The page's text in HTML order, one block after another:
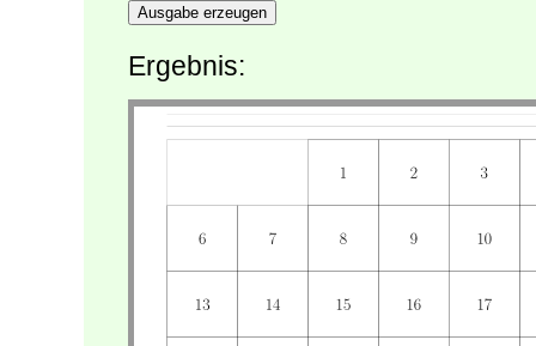
Ausgabe erzeugen
Ergebnis: